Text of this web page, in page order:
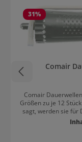
31%
Comair
Comair
Größen zu je 12
sagt, werden sie für
werden auch Kaltwellwickler
aus einem stabilen
damit das Haar